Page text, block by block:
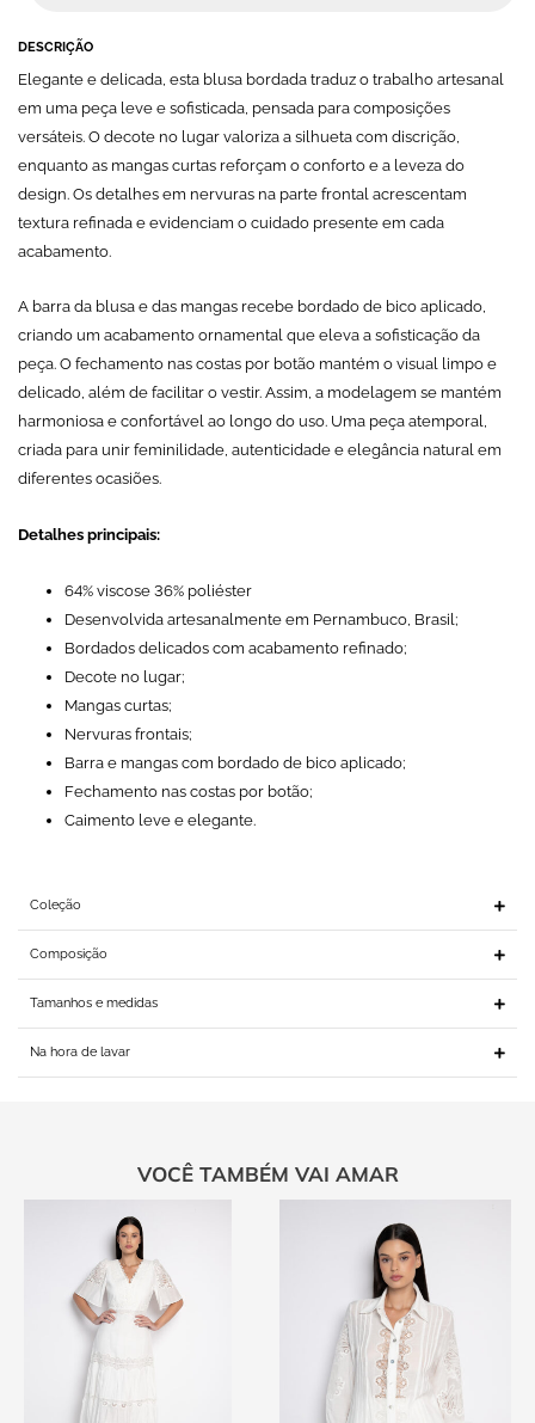
DESCRIÇÃO
Elegante e delicada, esta blusa bordada traduz o trabalho artesanal
em uma peça leve e sofisticada, pensada para composições
versáteis. O decote no lugar valoriza a silhueta com discrição,
enquanto as mangas curtas reforçam o conforto e a leveza do
design. Os detalhes em nervuras na parte frontal acrescentam
textura refinada e evidenciam o cuidado presente em cada
acabamento.
A barra da blusa e das mangas recebe bordado de bico aplicado,
criando um acabamento ornamental que eleva a sofisticação da
peça. O fechamento nas costas por botão mantém o visual limpo e
delicado, além de facilitar o vestir. Assim, a modelagem se mantém
harmoniosa e confortável ao longo do uso. Uma peça atemporal,
criada para unir feminilidade, autenticidade e elegância natural em
diferentes ocasiões.
Detalhes principais:
64% viscose 36% poliéster
Desenvolvida artesanalmente em Pernambuco, Brasil;
Bordados delicados com acabamento refinado;
Decote no lugar;
Mangas curtas;
Nervuras frontais;
Barra e mangas com bordado de bico aplicado;
Fechamento nas costas por botão;
Caimento leve e elegante.
Coleção
Composição
Tamanhos e medidas
Na hora de lavar
VOCÊ TAMBÉM VAI AMAR